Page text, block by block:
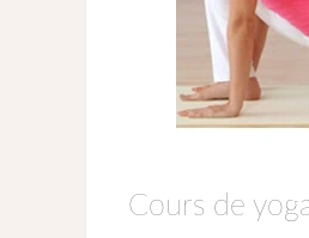
Cours de